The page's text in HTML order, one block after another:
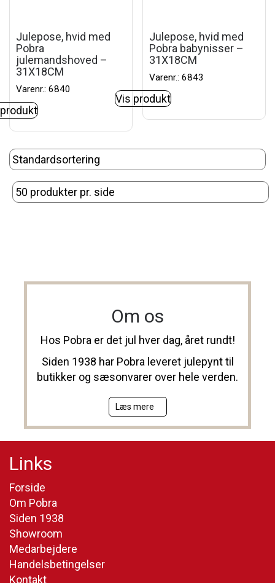
Julepose, hvid med
Pobra
julemandshoved –
31X18CM
Varenr.: 6840
Julepose, hvid med
Pobra babynisser –
31X18CM
Varenr.: 6843
Vis produkt
Om os
Hos Pobra er det jul hver dag, året rundt!
Siden 1938 har Pobra leveret julepynt til
butikker og sæsonvarer over hele verden.
Læs mere
Links
Forside
Om Pobra
Siden 1938
Showroom
Medarbejdere
Handelsbetingelser
Kontakt